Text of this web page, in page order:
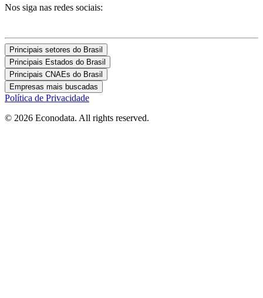
Nos siga nas redes sociais:
Principais setores do Brasil
Principais Estados do Brasil
Principais CNAEs do Brasil
Empresas mais buscadas
Política de Privacidade
© 2026 Econodata. All rights reserved.